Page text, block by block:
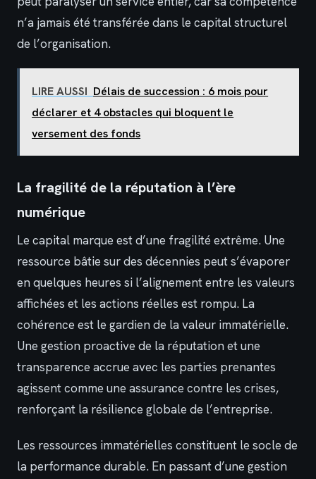
n’a jamais été transférée dans le capital structurel
de l’organisation.
LIRE AUSSI Délais de succession : 6 mois pour
déclarer et 4 obstacles qui bloquent le
versement des fonds
La fragilité de la réputation à l’ère
numérique
Le capital marque est d’une fragilité extrême. Une
ressource bâtie sur des décennies peut s’évaporer
en quelques heures si l’alignement entre les valeurs
affichées et les actions réelles est rompu. La
cohérence est le gardien de la valeur immatérielle.
Une gestion proactive de la réputation et une
transparence accrue avec les parties prenantes
agissent comme une assurance contre les crises,
renforçant la résilience globale de l’entreprise.
Les ressources immatérielles constituent le socle de
la performance durable. En passant d’une gestion